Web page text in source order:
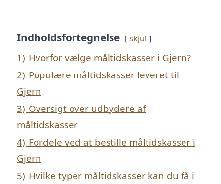
Indholdsfortegnelse skjul
1) Hvorfor vælge måltidskasser i Gjern?
2) Populære måltidskasser leveret til
Gjern
3) Oversigt over udbydere af
måltidskasser
4) Fordele ved at bestille måltidskasser i
Gjern
5) Hvilke typer måltidskasser kan du få i